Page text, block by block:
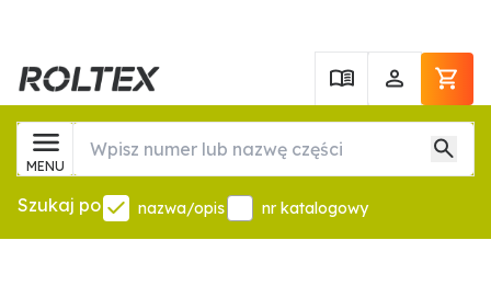
MENU
Szukaj po nazwa/opis nr katalogowy